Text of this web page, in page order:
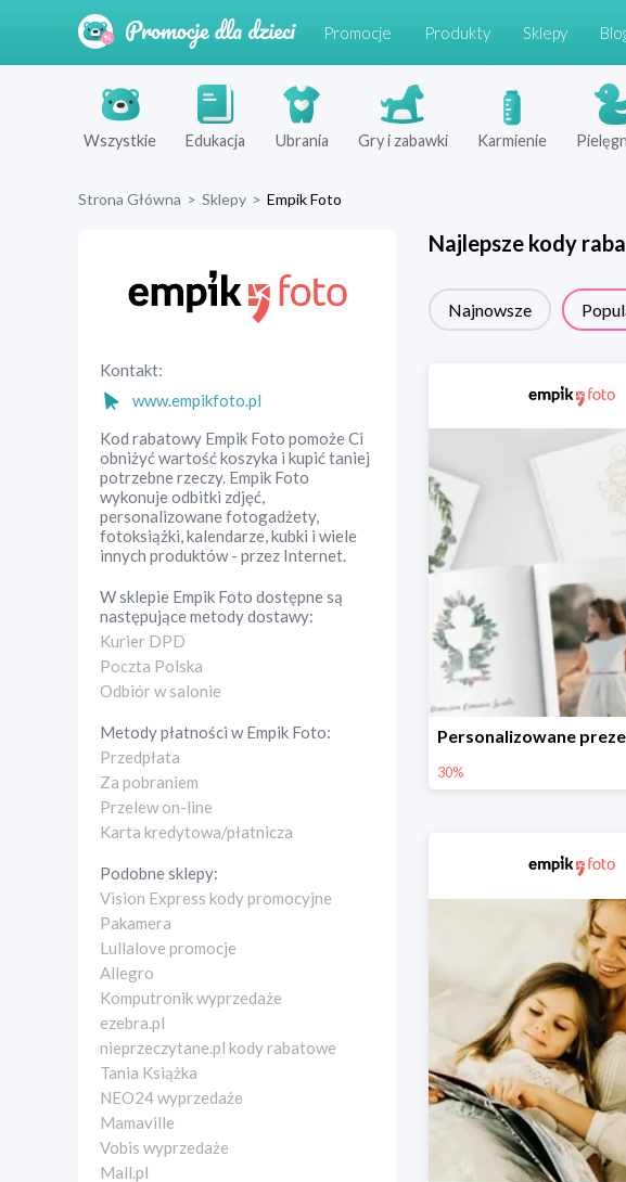
Promocje Produkty Sklepy
Wszystkie Edukacja Ubrania Gry i zabawki Karmienie
Strona Główna > Sklepy > Empik Foto
Kontakt:
www.empikfoto.pl
Kod rabatowy Empik Foto pomoże Ci
obniżyć wartość koszyka i kupić taniej
potrzebne rzeczy. Empik Foto
wykonuje odbitki zdjęć,
personalizowane fotogadżety,
fotoksiążki, kalendarze, kubki i wiele
innych produktów - przez Internet.
W sklepie Empik Foto dostępne są
następujące metody dostawy:
Kurier DPD
Poczta Polska
Odbiór w salonie
Metody płatności wEmpik Foto:
Przedpłata
Za pobraniem
Przelew on-line
Karta kredytowa/płatnicza
Podobne sklepy:
Vision Express kody promocyjne
Pakamera
Lullalove promocje
Allegro
Komputronik wyprzedaże
ezebra.pl
nieprzeczytane.pl kody rabatowe
Tania Książka
NEO24 wyprzedaże
Mamaville
Vobis wyprzedaże
Mall.pl
Najlepsze kody
Najnowsze
30%